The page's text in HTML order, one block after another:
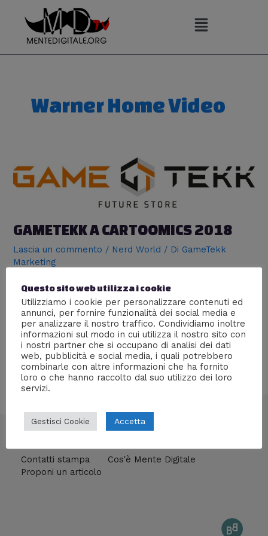
contenuto
Warner Home Video
GAMETEKK A CARTOOMICS 2018
Lascia un commento / Nerd World / Di GameTekk
Marketing
La catena specializzata in videogames e home video
sarà presente con uno stand dedicato alla vendita di
Dvd, Blu-Ray e videogiochi.
Contatti stampa
Cos'è Mente Digitale
Proponi un articolo
Questo sito web utilizza i cookie
Utilizziamo i cookie per personalizzare contenuti ed
annunci, per fornire funzionalità dei social media e
per analizzare il nostro traffico. Condividiamo inoltre
informazioni sul modo in cui utilizza il nostro sito con
i nostri partner che si occupano di analisi dei dati
web, pubblicità e social media, i quali potrebbero
combinarle con altre informazioni che ha fornito
loro o che hanno raccolto dal suo utilizzo dei loro
servizi.
Gestisci Cookie Accetta